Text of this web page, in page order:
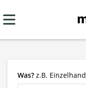
Was? z.B.